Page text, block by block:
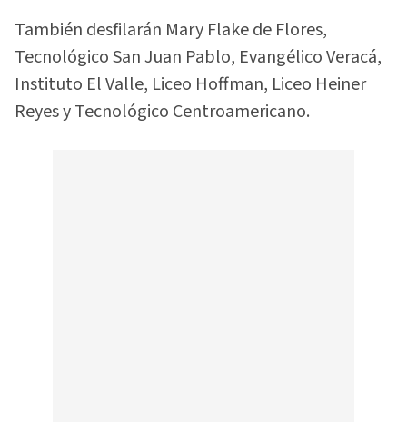
También desfilarán Mary Flake de Flores,
Tecnológico San Juan Pablo, Evangélico Veracá,
Instituto El Valle, Liceo Hoffman, Liceo Heiner
Reyes y Tecnológico Centroamericano.